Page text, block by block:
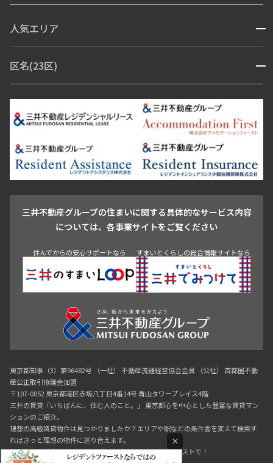
ブランドマンション
人気エリア 開閉
青山・表参道・原宿
市ヶ谷・神楽坂・飯田橋
三田・芝・浜松町
芝浦・汐留・品川
月島・勝どき・豊洲
本郷・春日・小石川
目白・高田馬場・早稲田
池尻大橋・三軒茶屋
祐天寺・学芸大学・自由が丘
駒沢・用賀・二子玉川
成城・砧
池袋・板橋・王子
青山 渋谷 東京・大手町 新宿 品川
目黒・中目黒
区名(23区) 開閉
江東区 台東区 墨田区
中野区
豊島区
杉並区 板橋区 練馬区 荒川区
足立区
葛飾区
江戸川区
三井不動産グループの住まいに関する具体的なサービス内容
については、各事業サイトをご覧ください
住んでからの安心サポートなら すまいとくらしの総合情報サイトなら
東京都知事（3）第96482号 （一社） 不動産流通経営協会会員 （公社） 首都圏不動
産公正取引協議会加盟
〒107-0052 東京都港区赤坂八丁目4番14号 青山タワープレイス4階
三井の賃貸「いちばんに、住む人のこと。」 東京都心を中心とした豊富な賃貸マン
ションのご紹介。
理想の高級賃貸物件は見つかりましたか？エリアや駅などの条件面を変えて検索す
ればきっと理想の物件に巡り合えます。
都心の高級賃貸物件探しは[三井の賃貸]レジデントファーストで！
×